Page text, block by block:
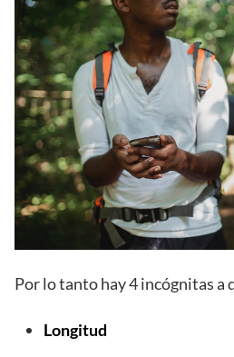
Por lo tanto hay 4 incógnitas a
Longitud